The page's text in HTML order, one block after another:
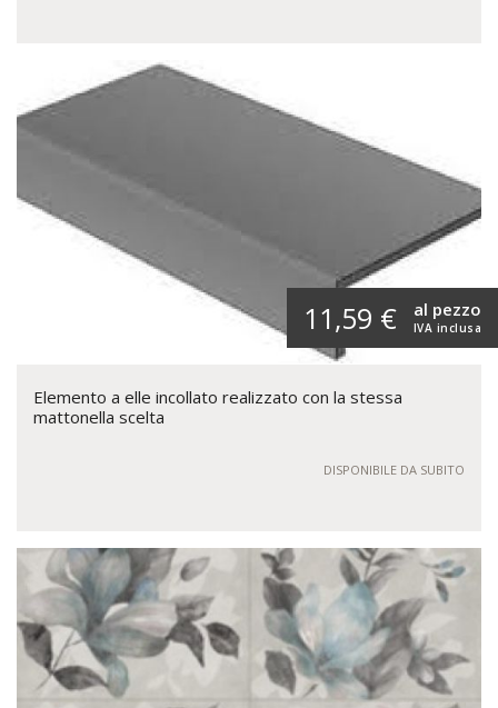
11,59 € IVA inclusa
al pezzo
Elemento a elle incollato realizzato con la stessa
mattonella scelta
DISPONIBILE DA SUBITO